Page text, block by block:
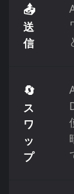
📤
送
信
🔄
ス
ワ
ッ
プ